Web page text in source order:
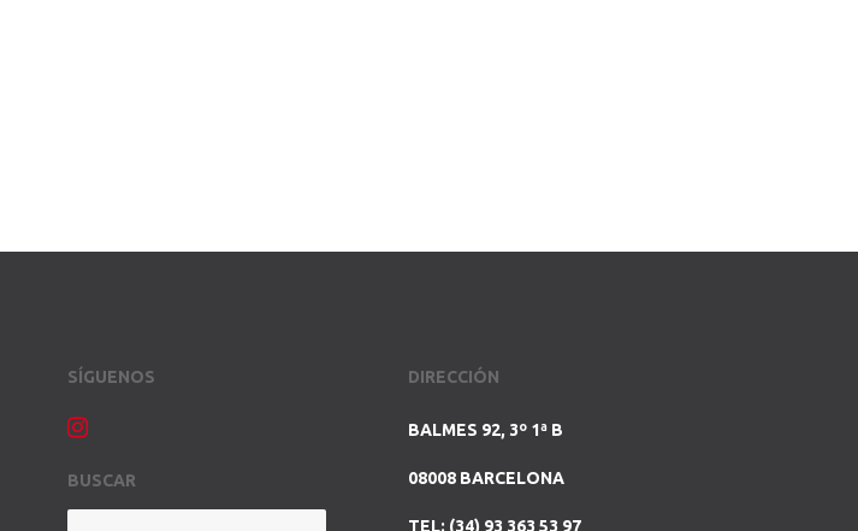
SÍGUENOS
BUSCAR
DIRECCIÓN
BALMES 92, 3º 1ª B
08008 BARCELONA
TEL: (34) 93 363 53 97